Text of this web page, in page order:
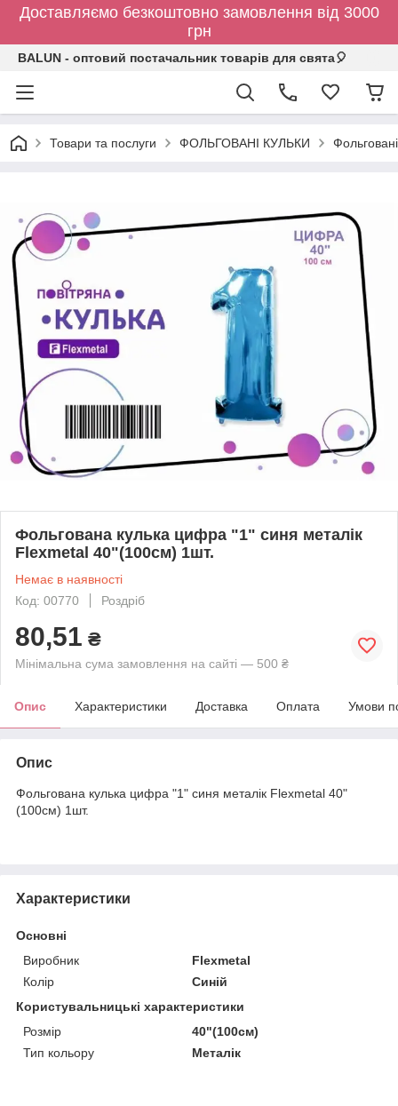
Доставляємо безкоштовно замовлення від 3000
грн
BALUN - оптовий постачальник товарів для свята🎈
Товари та послуги ФОЛЬГОВАНІ КУЛЬКИ
Фольгована кулька цифра "1" синя металік
Flexmetal 40"(100см) 1шт.
Немає в наявності
Код: 00770
Роздріб
80,51 ₴
Мінімальна сума замовлення на сайті — 500 ₴
Опис Характеристики Доставка Оплата Умови
Опис
Фольгована кулька цифра "1" синя металік Flexmetal 40"
(100см) 1шт.
Характеристики
Основні
Виробник
Flexmetal
Колір
Синій
Користувальницькі характеристики
Розмір
40"(100см)
Тип кольору
Металік